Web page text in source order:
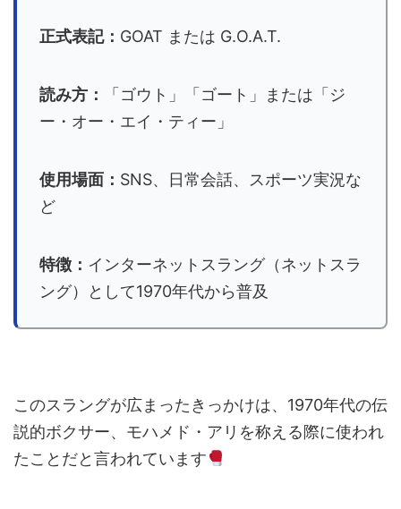
正式表記： GOAT または G.O.A.T.
読み方：
「ゴウト」「ゴート」または「ジ
ー・オー・エイ・ティー」
使用場面： SNS、日常会話、スポーツ実況な
ど
特徴： インターネットスラング（ネットスラ
ング）として1970年代から普及
このスラングが広まったきっかけは、1970年代の伝
説的ボクサー、モハメド・アリを称える際に使われ
たことだと言われています